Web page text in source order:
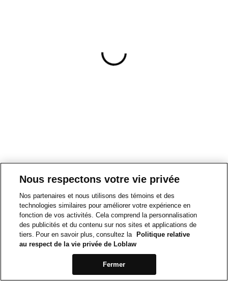
Nous respectons votre vie privée
Nos partenaires et nous utilisons des témoins et des
technologies similaires pour améliorer votre expérience en
fonction de vos activités. Cela comprend la personnalisation
des publicités et du contenu sur nos sites et applications de
tiers. Pour en savoir plus, consultez la
Politique relative
au respect de la vie privée de Loblaw
Fermer